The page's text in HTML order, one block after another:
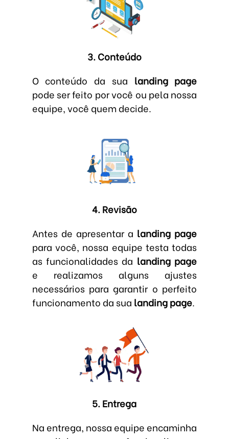
3. Conteúdo
O conteúdo da sua landing page
pode ser feito por você ou pela nossa
equipe, você quem decide.
4. Revisão
Antes de apresentar a landing page
para você, nossa equipe testa todas
as funcionalidades da landing page
e realizamos alguns ajustes
necessários para garantir o perfeito
funcionamento da sua landing page.
5. Entrega
Na entrega, nossa equipe encaminha